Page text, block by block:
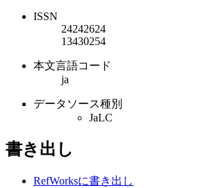
ISSN
24242624
13430254
本文言語コード
ja
データソース種別
JaLC
書き出し
RefWorksに書き出し